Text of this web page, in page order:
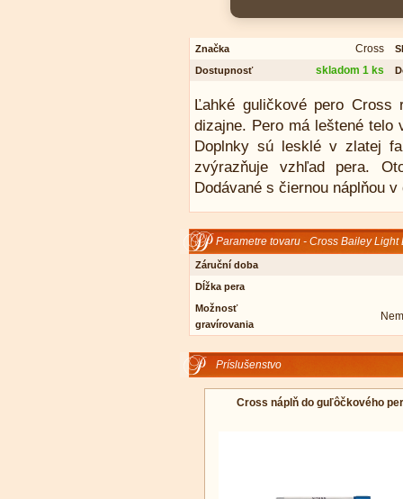
Značka Cross
Dostupnosť
skladom 1 ks
Ľahké guličkové pero Cross
dizajne. Pero má leštené
Doplnky sú lesklé v zlatej
zvýrazňuje vzhľad pera.
Dodávané s čiernou náplňou
Parametre tovaru - Cross Bailey
Záruční doba
Dĺžka pera
Možnosť
gravírovania
Príslušenstvo
Cross náplň do guľôčkového